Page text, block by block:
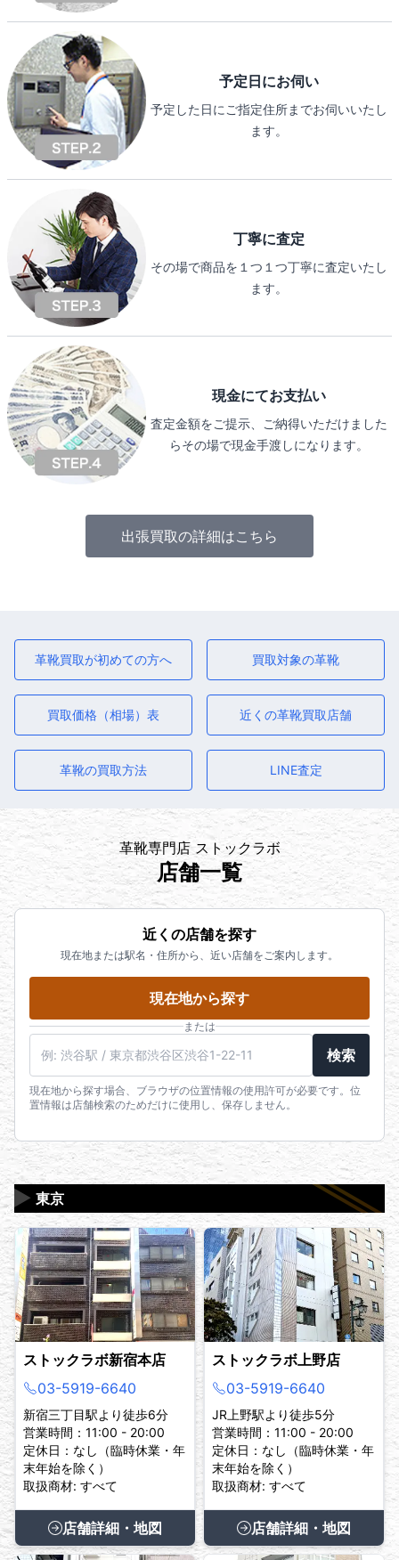
予定日にお伺い
予定した日にご指定住所までお伺いいたし
ます。
丁寧に査定
その場で商品を１つ１つ丁寧に査定いたし
ます。
現金にてお支払い
査定金額をご提示、ご納得いただけました
らその場で現金手渡しになります。
出張買取の詳細はこちら
革靴買取が初めての方へ 買取対象の革靴
買取価格（相場）表 近くの革靴買取店舗
革靴の買取方法 LINE査定
革靴専門店 ストックラボ
店舗一覧
近くの店舗を探す
現在地または駅名・住所から、近い店舗をご案内します。
現在地から探す
または
検索
現在地から探す場合、ブラウザの位置情報の使用許可が必要です。位
置情報は店舗検索のためだけに使用し、保存しません。
東京
▶
ストックラボ新宿本店
03-5919-6640
新宿三丁目駅より徒歩6分
営業時間：11:00 - 20:00
定休日：なし（臨時休業・年
末年始を除く）
取扱商材: すべて
店舗詳細・地図
ストックラボ上野店
03-5919-6640
JR上野駅より徒歩5分
営業時間：11:00 - 20:00
定休日：なし（臨時休業・年
末年始を除く）
取扱商材: すべて
店舗詳細・地図